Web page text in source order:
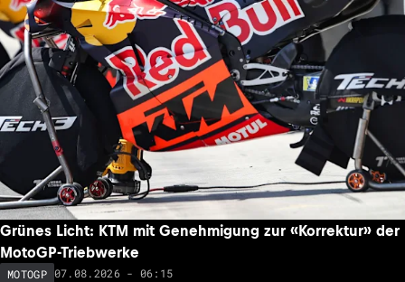
Grünes Licht: KTM mit Genehmigung zur «Korrektur» der
MotoGP-Triebwerke
MOTOGP 07.08.2026 - 06:15